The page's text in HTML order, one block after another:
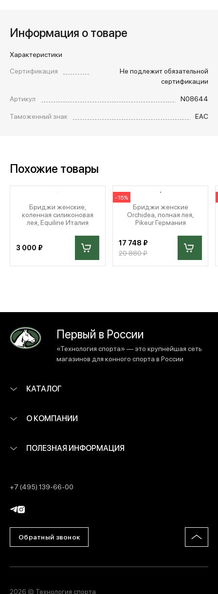
ОПЛАТА И ДОСТАВКА
+7 (495) 139-66-00
Информация о товаре
Характеристики
Сертификация
Не подлежит обязательной
сертификации
Артикул
N08644
Таможенный знак
EAC
Похожие товары
Бриджи женские,
коленная силиконовая
лея, Equiline Италия
3 000 ₽
-15%
Бриджи женские
Orchidea, полная лея,
Pikeur Германия
17 748 ₽
20 880 ₽
Первый в России
«Технология спорта» — это крупнейшая сеть
магазинов для конного спорта в России
КАТАЛОГ
О КОМПАНИИ
ПОЛЕЗНАЯ ИНФОРМАЦИЯ
+7 (495) 139-66-00
Обратный звонок
2026 © Технология спорта